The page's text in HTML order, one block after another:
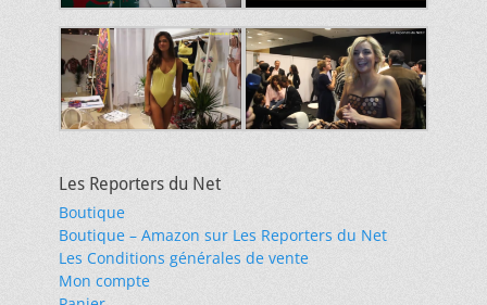
Les Reporters du Net
Boutique
Boutique – Amazon sur Les Reporters du Net
Les Conditions générales de vente
Mon compte